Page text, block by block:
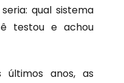
qual sistema
testou e achou
anos, as